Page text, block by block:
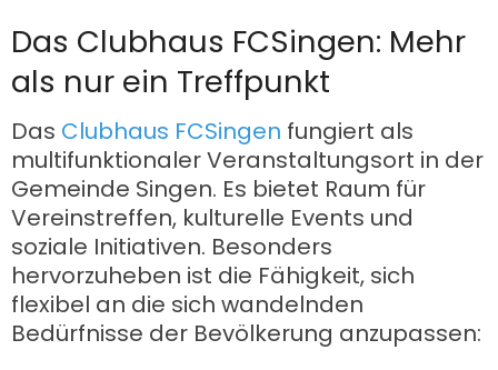
Das Clubhaus FCSingen: Mehr
als nur ein Treffpunkt
Das Clubhaus FCSingen fungiert als
multifunktionaler Veranstaltungsort in der
Gemeinde Singen. Es bietet Raum für
Vereinstreffen, kulturelle Events und
soziale Initiativen. Besonders
hervorzuheben ist die Fähigkeit, sich
flexibel an die sich wandelnden
Bedürfnisse der Bevölkerung anzupassen: